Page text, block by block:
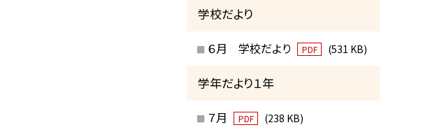
学校だより
６月 学校だより PDF (531 KB)
学年だより１年
７月 PDF (238 KB)